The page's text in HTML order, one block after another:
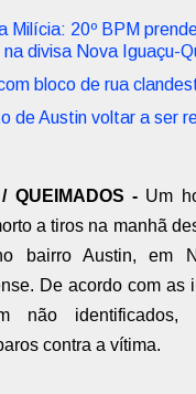
Milícia: 20º BPM
divisa Nova Iguaçu-
bloco de rua
de Austin voltar a ser
QUEIMADOS - Um
a tiros na manhã
bairro Austin, em
De acordo com as
não
contra a vítima.